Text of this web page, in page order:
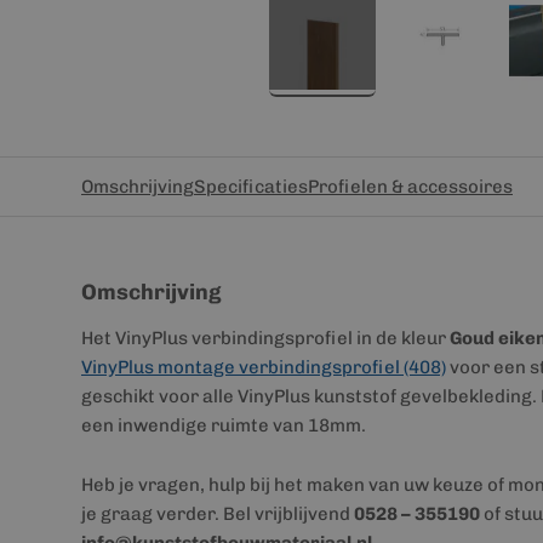
OmschrijvingSpecificatiesProfielen & accessoires
Omschrijving
Het VinyPlus verbindingsprofiel in de kleurGoud
VinyPlus montage verbindingsprofiel (408)voor een
geschikt voor alle VinyPlus kunststof
een inwendige ruimte van 18mm.
Heb je vragen, hulp bij het maken van uw keuze of
je graag verder. Bel vrijblijvend 0528 – 355190 of